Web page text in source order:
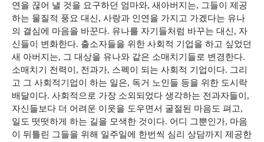
연을 끊어 낼 것을 요구하던 엄마와, 새아버지는, 그들이 제공
하는 물질적 풍요 대신, 사랑과 인연을 가지고 가겠다는 유나
의 결심에 마음을 바꾼다. 유나를 자기들처럼 바꾸는 대신, 자
신들이 변화한다. 출소자들을 위한 사회적 기업을 하고 싶었던
새 아버지는, 그 대상을 유나와 같은 소매치기들로 변경한다.
소매치기 전력이, 전과가, 스펙이 되는 사회적 기업이다. 그리
고 그 사회적기업이 하는 일은, 독거 노인들 등을 위한 도시락
배달이다. 사회적으로 가장 소외되었다 생각하는 전과자들이,
자신들보다 더 어려운 이웃을 도우면서 굴절된 마음도 펴고,
일도 떳떳하게 하는 길을 모색한 것이다. 어디 그뿐인가, 마음
이 뒤틀린 그들을 위해 일주일에 한번씩 심리 상담까지 제공한